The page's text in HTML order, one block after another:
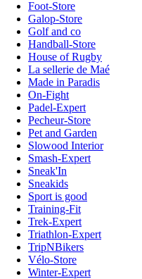
Foot-Store
Galop-Store
Golf and co
Handball-Store
House of Rugby
La sellerie de Maé
Made in Paradis
On-Fight
Padel-Expert
Pecheur-Store
Pet and Garden
Slowood Interior
Smash-Expert
Sneak'In
Sneakids
Sport is good
Training-Fit
Trek-Expert
Triathlon-Expert
TripNBikers
Vélo-Store
Winter-Expert